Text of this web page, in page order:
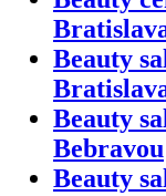
Beauty
Beauty
Bebravou
Beauty